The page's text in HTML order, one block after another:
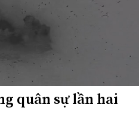
quân sự lần hai